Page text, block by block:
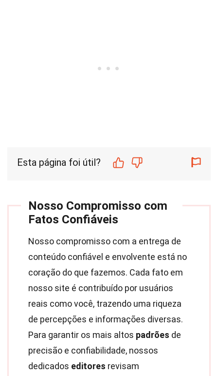
Esta página foi útil?
Nosso Compromisso com
Fatos Confiáveis
Nosso compromisso com a entrega de
conteúdo confiável e envolvente está no
coração do que fazemos. Cada fato em
nosso site é contribuído por usuários
reais como você, trazendo uma riqueza
de percepções e informações diversas.
Para garantir os mais altos padrões de
precisão e confiabilidade, nossos
dedicados editores revisam